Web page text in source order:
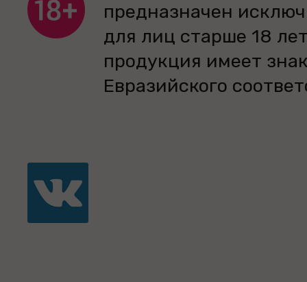
предназначен
для лиц старше 18
продукция имеет
Евразийского